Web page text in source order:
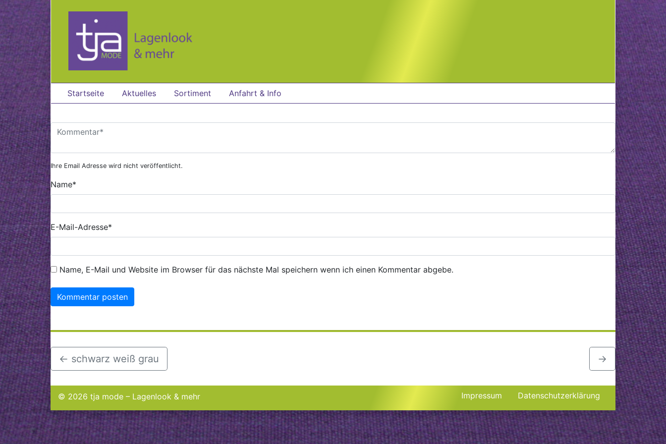
Zum Hauptinhalt springen
Startseite Aktuelles Sortiment Anfahrt & Info
Ihre Email Adresse wird nicht veröffentlicht.
Name*
E-Mail-Adresse*
Name, E-Mail und Website im Browser für das nächste Mal speichern wenn ich einen Kommentar abgebe.
← schwarz weiß grau →
© 2026 tja mode – Lagenlook & mehr Impressum Datenschutzerklärung